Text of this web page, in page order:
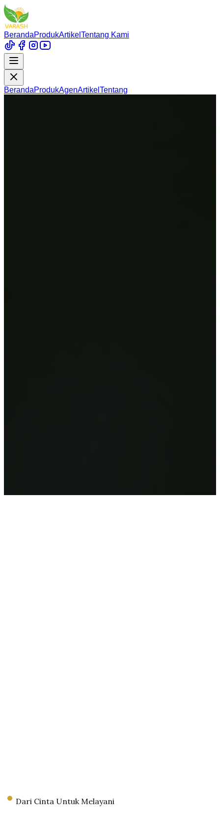
BerandaProdukArtikel Tentang Kami
BerandaProdukAgenArtikel Tentang
Dari Cinta Untuk Melayani